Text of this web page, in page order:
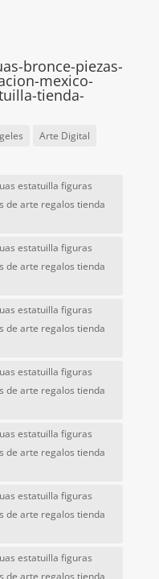
bronce-piezas-
mexico-
tienda-
Arte Digital
estatuilla figuras
de arte regalos tienda
estatuilla figuras
de arte regalos tienda
estatuilla figuras
de arte regalos tienda
estatuilla figuras
de arte regalos tienda
estatuilla figuras
de arte regalos tienda
estatuilla figuras
de arte regalos tienda
estatuilla figuras
de arte regalos tienda